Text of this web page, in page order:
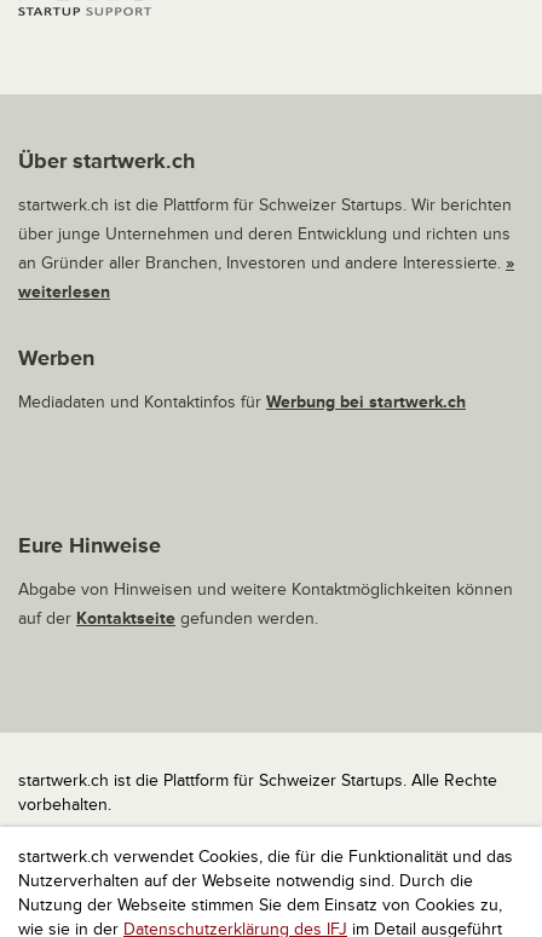
startwerk.ch verwendet Cookies, die für die Funktionalität und das
Nutzerverhalten auf der Webseite notwendig sind. Durch die
Nutzung der Webseite stimmen Sie dem Einsatz von Cookies zu,
wie sie in der Datenschutzerklärung des IFJ im Detail ausgeführt
Über startwerk.ch
startwerk.ch ist die Plattform für Schweizer Startups. Wir berichten
über junge Unternehmen und deren Entwicklung und richten uns
an Gründer aller Branchen, Investoren und andere Interessierte. »
weiterlesen
Werben
Mediadaten und Kontaktinfos für Werbung bei startwerk.ch
Eure Hinweise
Abgabe von Hinweisen und weitere Kontaktmöglichkeiten können
auf der Kontaktseite gefunden werden.
startwerk.ch ist die Plattform für Schweizer Startups. Alle Rechte
vorbehalten.
Impressum
Kontakt
nach oben